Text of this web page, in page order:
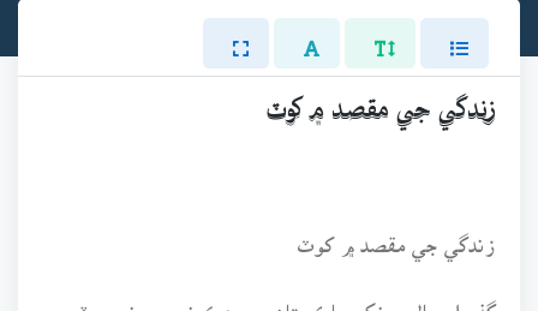
زندگي جي مقصد ۾ کوٽ
زندگي جي مقصد ۾ کوٽ
گذريل سال مونکي پاڪستان جي ھڪ نجي يونيورسٽي ۾